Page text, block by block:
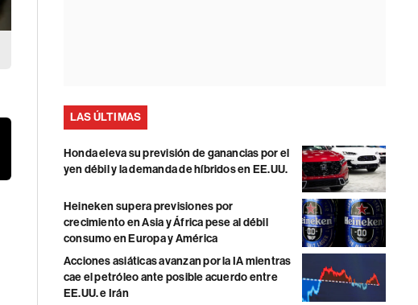
LAS ÚLTIMAS
Honda eleva su previsión de ganancias por el
yen débil y la demanda de híbridos en EE.UU.
Heineken supera previsiones por
crecimiento en Asia y África pese al débil
consumo en Europa y América
Acciones asiáticas avanzan por la IA mientras
cae el petróleo ante posible acuerdo entre
EE.UU. e Irán